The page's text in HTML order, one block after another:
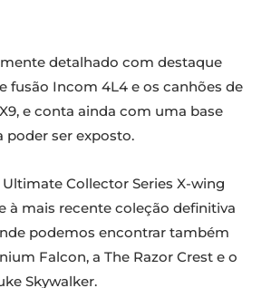
detalhado com destaque
fusão Incom 4L4 e os canhões de
e conta ainda com uma base
poder ser exposto.
Ultimate Collector Series X-wing
à mais recente coleção definitiva
podemos encontrar também
Falcon, a The Razor Crest e o
Skywalker.